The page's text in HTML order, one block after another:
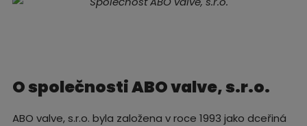
O společnosti ABO valve, s.r.o.
ABO valve, s.r.o. byla založena v roce 1993 jako dceřiná